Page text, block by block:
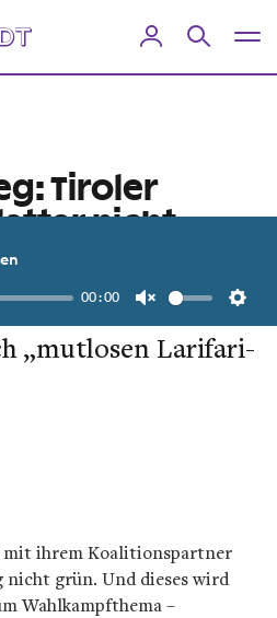
00:00
Unmute
Tiroler
nicht
Neßler orten bei
„mutlosen Larifari-
ihrem Koalitionspartner
nicht grün. Und dieses wird
Wahlkampfthema –